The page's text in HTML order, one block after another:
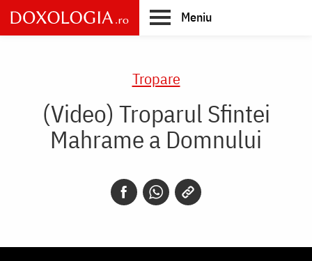
Skip
to
main
Meniu
Tropare
(Video) Troparul Sfintei
Mahrame a Domnului